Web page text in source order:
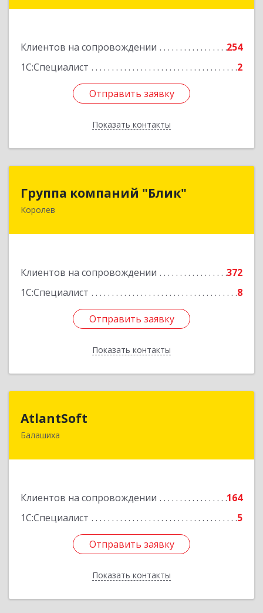
Клиентов на сопровождении
254
1С:Специалист
2
Отправить заявку
Показать контакты
Отправить заявку
Назад
Группа компаний "Блик"
Королев
Клиентов на сопровождении
372
1С:Специалист
8
Отправить заявку
Показать контакты
Группа компаний "Блик"
Отправить заявку
Назад
AtlantSoft
Балашиха
Клиентов на сопровождении
164
1С:Специалист
5
Отправить заявку
Показать контакты
143900, Московская обл, Балашиха г, Звездная
Отправить заявку
Назад